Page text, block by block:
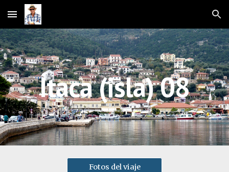
Skip to main content Skip to navigation
Ítaca (isla) 08
Fotos del viaje